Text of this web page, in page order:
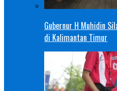
Gubernur H Muhidin
di Kalimantan Timur